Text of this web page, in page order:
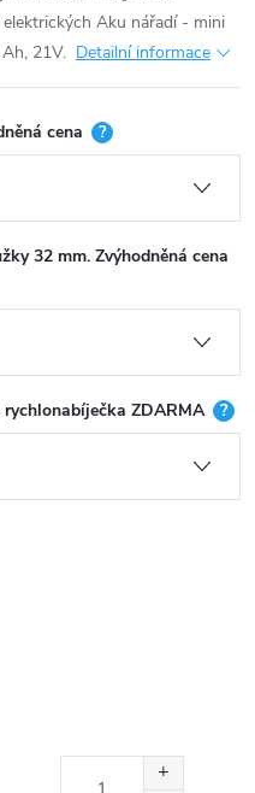
Aku nářadí - mini
21V. Detailní informace
cena ?
32 mm. Zvýhodněná cena
ZDARMA ?